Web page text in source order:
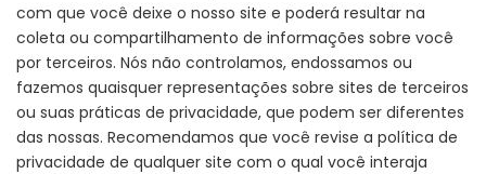
com que você deixe o nosso site e poderá resultar na
coleta ou compartilhamento de informações sobre você
por terceiros. Nós não controlamos, endossamos ou
fazemos quaisquer representações sobre sites de terceiros
ou suas práticas de privacidade, que podem ser diferentes
das nossas. Recomendamos que você revise a política de
privacidade de qualquer site com o qual você interaja